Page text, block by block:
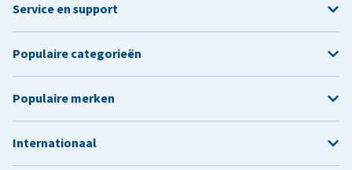
Service en support
Populaire categorieën
Populaire merken
Internationaal